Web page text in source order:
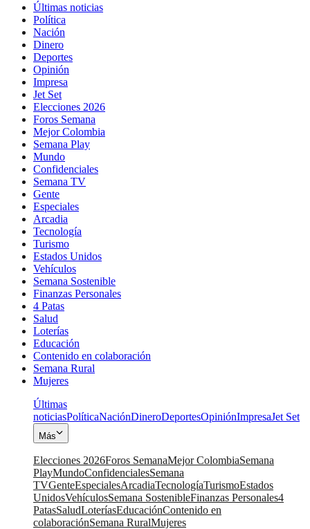
Últimas noticias
Política
Nación
Dinero
Deportes
Opinión
Impresa
Jet Set
Elecciones 2026
Foros Semana
Mejor Colombia
Semana Play
Mundo
Confidenciales
Semana TV
Gente
Especiales
Arcadia
Tecnología
Turismo
Estados Unidos
Vehículos
Semana Sostenible
Finanzas Personales
4 Patas
Salud
Loterías
Educación
Contenido en colaboración
Semana Rural
Mujeres
Últimas
noticiasPolíticaNaciónDineroDeportesOpiniónImpresaJet Set
Más
Elecciones 2026Foros SemanaMejor ColombiaSemana
PlayMundoConfidencialesSemana
TVGenteEspecialesArcadiaTecnologíaTurismoEstados
UnidosVehículosSemana SostenibleFinanzas Personales4
PatasSaludLoteríasEducaciónContenido en
colaboraciónSemana RuralMujeres